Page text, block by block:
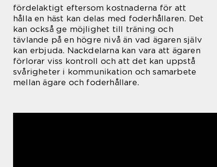
fördelaktigt eftersom kostnaderna för att
hålla en häst kan delas med foderhållaren. Det
kan också ge möjlighet till träning och
tävlande på en högre nivå än vad ägaren själv
kan erbjuda. Nackdelarna kan vara att ägaren
förlorar viss kontroll och att det kan uppstå
svårigheter i kommunikation och samarbete
mellan ägare och foderhållare.